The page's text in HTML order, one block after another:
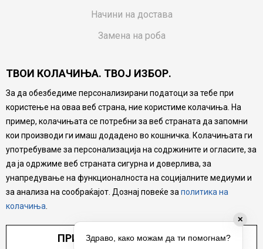
Начини на достава
Замена на роба
Ваучери
Product Finder
FAQs
Настојуваме да бидеме што попрецизни во описот на
производите, прикажување на слики и цени, но не
можеме да гарантираме дека сите информации се
комплетни и без грешка. Сите производи се дел од
нашата понуда, но не се подразбира дека мора да се
достапни во секој момент.
ТВОИ КОЛАЧИЊА. ТВОЈ ИЗБОР.
За да обезбедиме персонализирани податоци за тебе при
користење на оваа веб страна, ние користиме колачиња. На
пример, колачињата се потребни за веб страната да запомни
кои производи ги имаш додадено во кошничка. Колачињата ги
употребуваме за персонализација на содржините и огласите, за
да ја одржиме веб страната сигурна и доверлива, за
унапредување на функционалноста на социјалните медиуми и
за анализа на сообраќајот. Дознај повеќе за политика на
колачиња
ПРИЛАГОДИ ПОСТАВУВАЊА
✕
Здраво, како можам да ти помогнам?